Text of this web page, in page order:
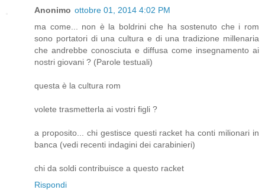
Anonimo ottobre 01, 2014 4:02 PM
ma come... non è la boldrini che ha sostenuto che i rom
sono portatori di una cultura e di una tradizione millenaria
che andrebbe conosciuta e diffusa come insegnamento ai
nostri giovani ? (Parole testuali)
questa è la cultura rom
volete trasmetterla ai vostri figli ?
a proposito... chi gestisce questi racket ha conti milionari in
banca (vedi recenti indagini dei carabinieri)
chi da soldi contribuisce a questo racket
Rispondi